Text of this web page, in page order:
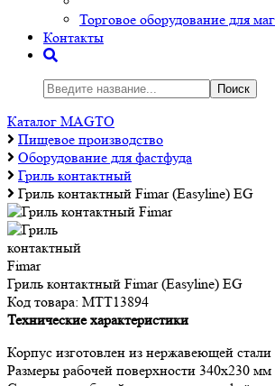
Торговое оборудование для
Контакты
Поиск
Каталог MAGTO
Пищевое производство
Оборудование для фастфуда
Гриль контактный
Гриль контактный Fimar (Easyline) EG
Гриль контактный Fimar (Easyline) EG
Код товара: МТТ13894
Технические характеристики
Корпус изготовлен из нержавеющей стали
Размеры рабочей поверхности 340х230 мм